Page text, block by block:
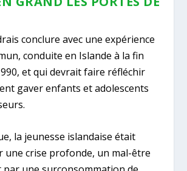
conclure avec une expérience
conduite en Islande à la fin
et qui devrait faire réfléchir
gaver enfants et adolescents
la jeunesse islandaise était
une crise profonde, un mal-être